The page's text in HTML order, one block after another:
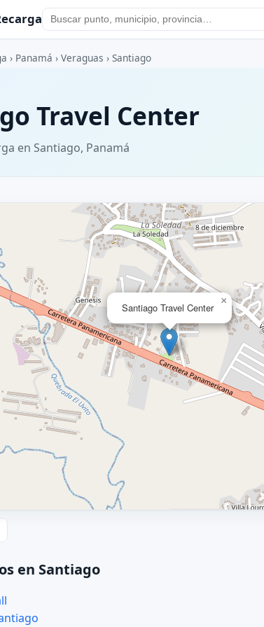
› Panamá › Veraguas › Santiago
Travel Center
en Santiago, Panamá
Santiago Travel Center
×
en Santiago